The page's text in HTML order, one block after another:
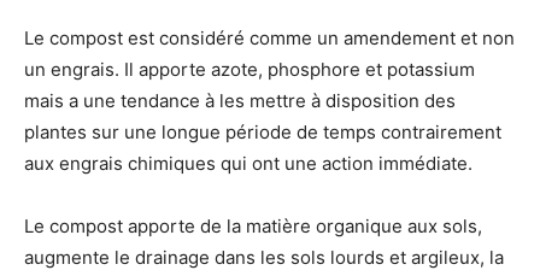
Le compost est considéré comme un amendement et non
un engrais. Il apporte azote, phosphore et potassium
mais a une tendance à les mettre à disposition des
plantes sur une longue période de temps contrairement
aux engrais chimiques qui ont une action immédiate.
Le compost apporte de la matière organique aux sols,
augmente le drainage dans les sols lourds et argileux, la